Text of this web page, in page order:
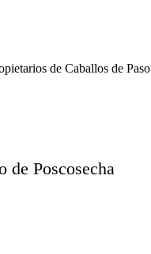
de Caballos de Paso
de Poscosecha